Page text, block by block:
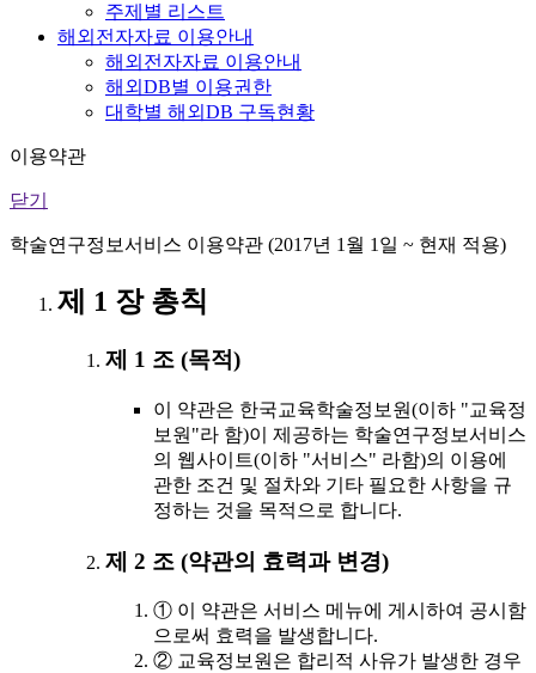
주제별 리스트
해외전자자료 이용안내
해외전자자료 이용안내
해외DB별 이용권한
대학별 해외DB 구독현황
이용약관
닫기
학술연구정보서비스 이용약관 (2017년 1월 1일 ~ 현재 적용)
제 1 장 총칙
제 1 조 (목적)
이 약관은 한국교육학술정보원(이하 "교육정
보원"라 함)이 제공하는 학술연구정보서비스
의 웹사이트(이하 "서비스" 라함)의 이용에
관한 조건 및 절차와 기타 필요한 사항을 규
정하는 것을 목적으로 합니다.
제 2 조 (약관의 효력과 변경)
① 이 약관은 서비스 메뉴에 게시하여 공시함
으로써 효력을 발생합니다.
② 교육정보원은 합리적 사유가 발생한 경우